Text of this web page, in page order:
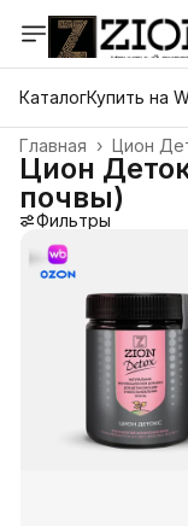
КаталогКупить на
Цион
Главная ›
Цион
почвы)
Фильтры